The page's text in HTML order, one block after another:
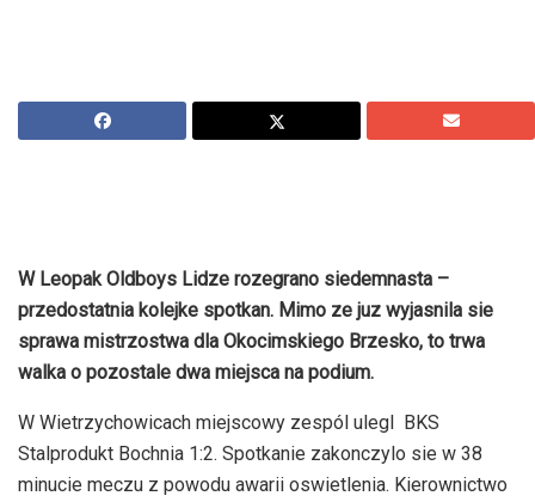
W Leopak Oldboys Lidze rozegrano siedemnasta –
przedostatnia kolejke spotkan. Mimo ze juz wyjasnila sie
sprawa mistrzostwa dla Okocimskiego Brzesko, to trwa
walka o pozostale dwa miejsca na podium.
W Wietrzychowicach miejscowy zespól ulegl BKS
Stalprodukt Bochnia 1:2. Spotkanie zakonczylo sie w 38
minucie meczu z powodu awarii oswietlenia. Kierownictwo